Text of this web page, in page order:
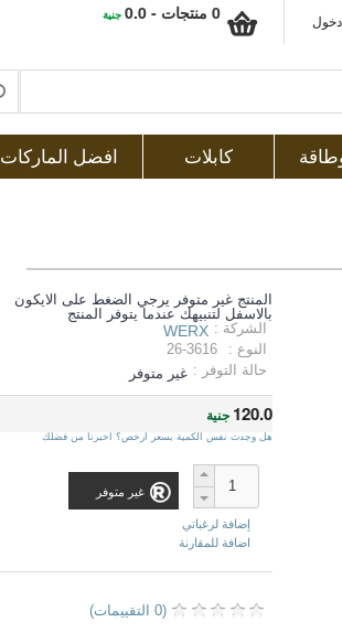
0 منتجات - 0.0 جنية
كابلات افضل الماركات
المنتج غير متوفر يرجي الضغط على الايكون
بالاسفل لتنبيهك عندما يتوفر المنتج
الشركة : WERX
النوع :
26-3616
حالة التوفر : غير متوفر
120.0 جنية
هل وجدت نفس الكمية بسعر ارخص؟ اخبرنا من فضلك
غير متوفر
إضافة لرغباتي
اضافة للمقارنة
(0 التقييمات)